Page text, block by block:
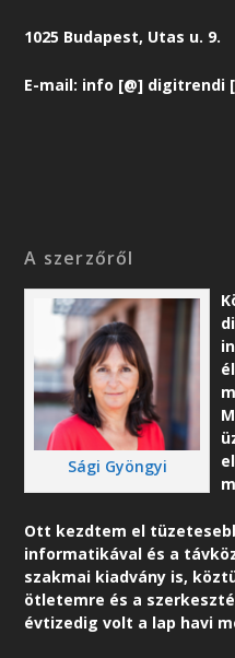
1025 Budapest, Utas u. 9.
E-mail: info [@] digitrendi
A szerzőről
Sági Gyöngyi
Ott kezdtem el
informatikával és a
szakmai kiadvány is,
ötletemre és a
évtizedig volt a lap havi